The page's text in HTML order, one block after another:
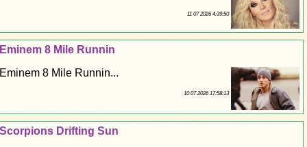
11 07 2026 4:39:50
Eminem 8 Mile Runnin
Eminem 8 Mile Runnin...
10 07 2026 17:58:13
Scorpions Drifting Sun